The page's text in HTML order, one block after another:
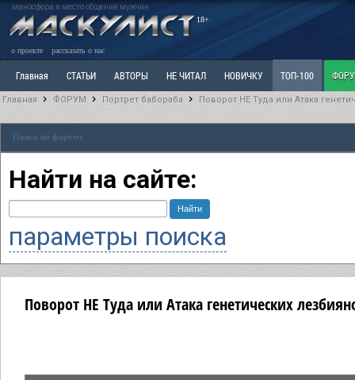
маносфера и место общения мужчин
18+
о проекте рассказать о нас
Главная СТАТЬИ АВТОРЫ НЕ ЧИТАЛ НОВИЧКУ ТОП-100
Ветка: Расстаюсь или Развожусь. САНЧАС Ветка: Наболевшее. Выскажись!
РАЗДЕЛ: Разное
Главная ФОРУМ Портрет бабораба Поворот НЕ Туда или Атака
Поиск по форуму
Найти на сайте:
параметры поиска
Поворот НЕ Туда или Атака генетических